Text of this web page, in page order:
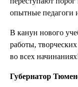
опытные педагоги
В канун нового
работы,
во всех
Губернатор